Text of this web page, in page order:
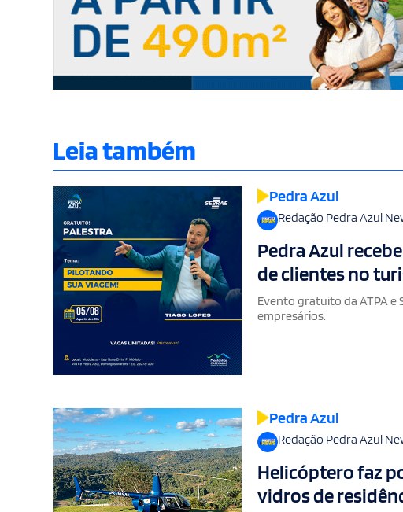
Leia também
Pedra Azul
Redação Pedra Azul
Pedra Azul
de clientes no
Evento gratuito da ATPA e
empresários.
Pedra Azul
Redação Pedra Azul
Helicóptero faz
vidros de